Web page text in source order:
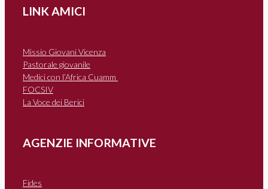
LINK AMICI
Missio Giovani Vicenza
Pastorale giovanile
Medici con l’Africa Cuamm
FOCSIV
La Voce dei Berici
AGENZIE INFORMATIVE
Fides